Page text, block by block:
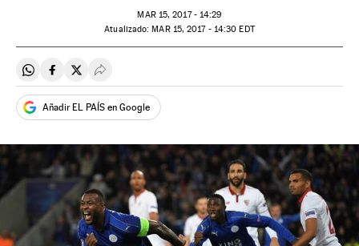
MAR15, 2017 - 14:29
atualizado: MAR15, 2017 - 14:30 EDT
Compartir en Whatsapp
Compartir en Facebook
Compartir en Twitter
Desplegar Redes Sociales
Añadir EL PAÍS en Google